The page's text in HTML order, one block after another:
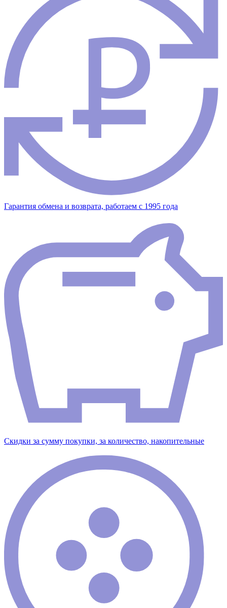
Гарантия обмена и возврата, работаем с 1995 года
Скидки за сумму покупки, за количество, накопительные